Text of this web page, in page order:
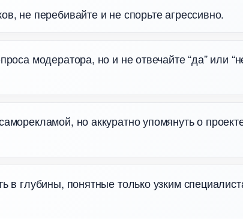
не перебивайте и не спорьте агрессивно.
модератора, но и не отвечайте “да” или
но аккуратно упомянуть о
в глубины, понятные только узким